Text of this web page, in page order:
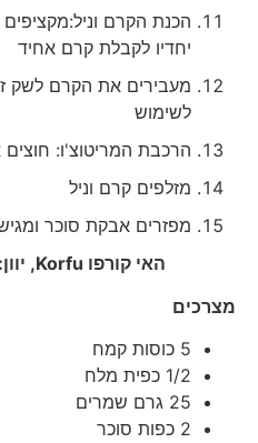
הכנת הקרם וניל:מקציפים
יחדיו לקבלת קרם אחיד
מעבירים את הקרם לשק
לשימוש
הרכבת המריטוצ'ו: חוצים
מזלפים קרם וניל
מפזרים אבקת סוכר
האי קורפוKorfu, יוון:
מצרכים
5 כוסות קמח
1/2 כפית מלח
25 גרם שמרים
2 כפות סוכר